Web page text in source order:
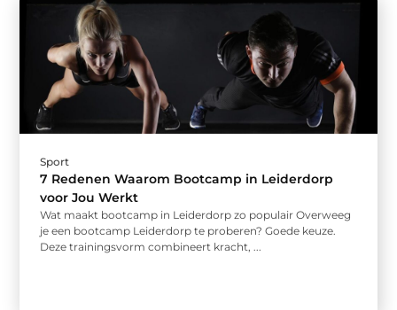
Sport
7 Redenen Waarom Bootcamp in Leiderdorp
voor Jou Werkt
Wat maakt bootcamp in Leiderdorp zo populair Overweeg
je een bootcamp Leiderdorp te proberen? Goede keuze.
Deze trainingsvorm combineert kracht, ...